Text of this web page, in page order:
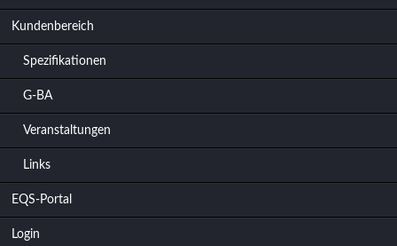
Kundenbereich
Spezifikationen
G-BA
Veranstaltungen
Links
EQS-Portal
Login